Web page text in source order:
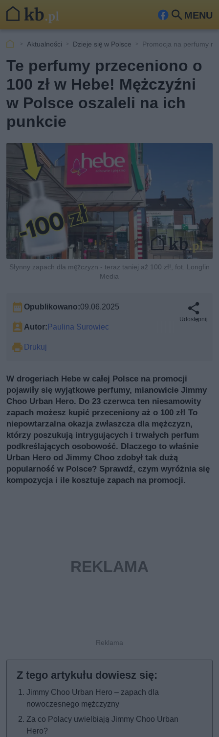
MENU
Fa
ook
Szu
Aktualności Dzieje się w Polsce Promocja na perfumy
Te perfumy przeceniono o
100 zł w Hebe! Mężczyźni
w Polsce oszaleli na ich
punkcie
Słynny zapach dla mężczyzn - teraz taniej aż 100 zł!, fot. Longfin
Media
Opublikowano:09.06.2025
Autor:Paulina Surowiec
Drukuj
Udostępnij
W drogeriach Hebe w całej Polsce na promocji
pojawiły się wyjątkowe perfumy, mianowicie Jimmy
Choo Urban Hero. Do 23 czerwca ten niesamowity
zapach możesz kupić przeceniony aż o 100 zł! To
niepowtarzalna okazja zwłaszcza dla mężczyzn,
którzy poszukują intrygujących i trwałych perfum
podkreślających osobowość. Dlaczego to właśnie
Urban Hero od Jimmy Choo zdobył tak dużą
popularność w Polsce? Sprawdź, czym wyróżnia się
kompozycja i ile kosztuje zapach na promocji.
Jimmy Choo Urban Hero – zapach dla
nowoczesnego mężczyzny
Za co Polacy uwielbiają Jimmy Choo Urban
Hero?